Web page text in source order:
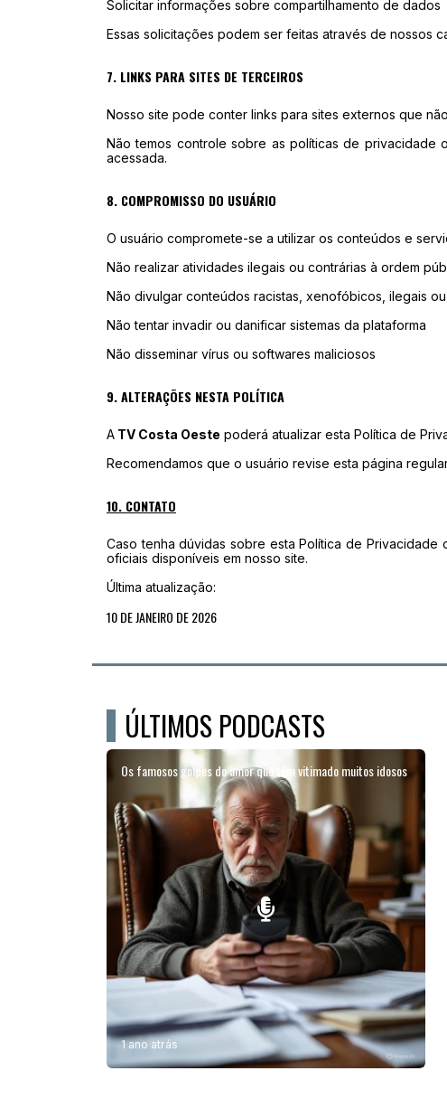
Solicitar informações sobre compartilhamento de dados
Essas solicitações podem ser feitas através de nossos
7. LINKS PARA SITES DE TERCEIROS
Nosso site pode conter links para sites externos que
Não temos controle sobre as políticas de privacidade
acessada.
8. COMPROMISSO DO USUÁRIO
O usuário compromete-se a utilizar os conteúdos e
Não realizar atividades ilegais ou contrárias à ordem
Não divulgar conteúdos racistas, xenofóbicos, ilegais
Não tentar invadir ou danificar sistemas da plataforma
Não disseminar vírus ou softwares maliciosos
9. ALTERAÇÕES NESTA POLÍTICA
A TV Costa Oeste poderá atualizar esta Política de
Recomendamos que o usuário revise esta página
10. CONTATO
Caso tenha dúvidas sobre esta Política de
oficiais disponíveis em nosso site.
Última atualização:
10 DE JANEIRO DE 2026
ÚLTIMOS PODCASTS
Os famosos golpes do amor que têm vitimado muitos idosos
1 ano atrás